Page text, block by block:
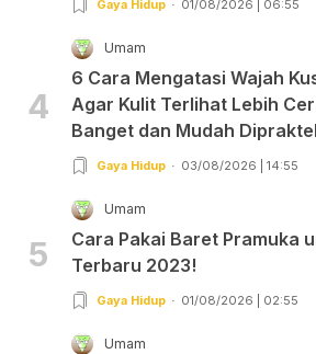
Gaya Hidup 01/08/2026 | 06:55
4
Umam
6 Cara Mengatasi Wajah
Agar Kulit Terlihat Lebih
Banget dan Mudah
Gaya Hidup 03/08/2026 | 14:55
5
Umam
Cara Pakai Baret Pramuka
Terbaru 2023!
Gaya Hidup 01/08/2026 | 02:55
Umam